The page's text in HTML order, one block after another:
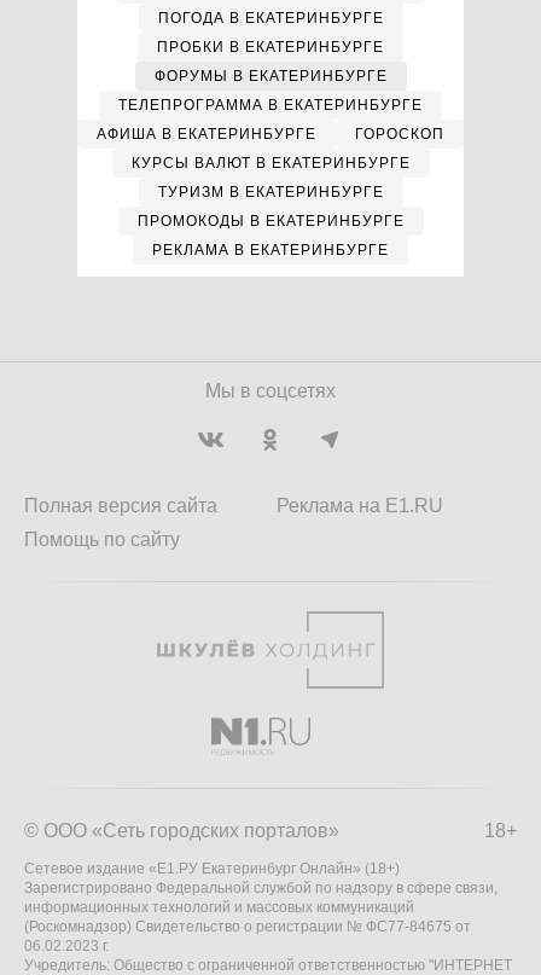
ПОГОДА В ЕКАТЕРИНБУРГЕ
ПРОБКИ В ЕКАТЕРИНБУРГЕ
ФОРУМЫ В ЕКАТЕРИНБУРГЕ
ТЕЛЕПРОГРАММА В ЕКАТЕРИНБУРГЕ
АФИША В ЕКАТЕРИНБУРГЕ
ГОРОСКОП
КУРСЫ ВАЛЮТ В ЕКАТЕРИНБУРГЕ
ТУРИЗМ В ЕКАТЕРИНБУРГЕ
ПРОМОКОДЫ В ЕКАТЕРИНБУРГЕ
РЕКЛАМА В ЕКАТЕРИНБУРГЕ
Мы в соцсетях
Полная версия сайта
Помощь по сайту
Реклама на E1.RU
18+
© ООО «Сеть городских порталов»
Сетевое издание «Е1.РУ Екатеринбург Онлайн» (18+)
Зарегистрировано Федеральной службой по надзору в сфере связи,
информационных технологий и массовых коммуникаций
(Роскомнадзор) Свидетельство о регистрации № ФС77-84675 от
06.02.2023 г.
Учредитель: Общество с ограниченной ответственностью "ИНТЕРНЕТ